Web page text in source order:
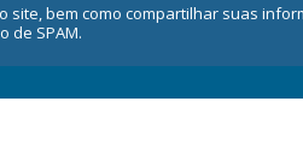
bem como compartilhar suas
de SPAM.